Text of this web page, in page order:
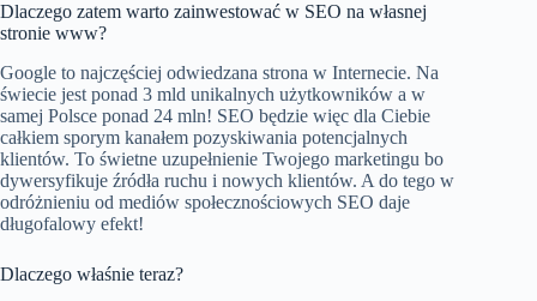
Dlaczego zatem warto zainwestować w SEO na własnej
stronie www?
Google to najczęściej odwiedzana strona w Internecie. Na
świecie jest ponad 3 mld unikalnych użytkowników a w
samej Polsce ponad 24 mln! SEO będzie więc dla Ciebie
całkiem sporym kanałem pozyskiwania potencjalnych
klientów. To świetne uzupełnienie Twojego marketingu bo
dywersyfikuje źródła ruchu i nowych klientów. A do tego w
odróżnieniu od mediów społecznościowych SEO daje
długofalowy efekt!
Dlaczego właśnie teraz?